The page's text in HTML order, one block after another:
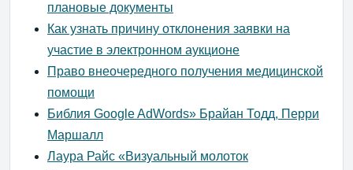
плановые документы
Как узнать причину отклонения заявки на
участие в электронном аукционе
Право внеочередного получения медицинской
помощи
Библия Google AdWords» Брайан Тодд, Перри
Маршалл
Лаура Райс «Визуальный молоток